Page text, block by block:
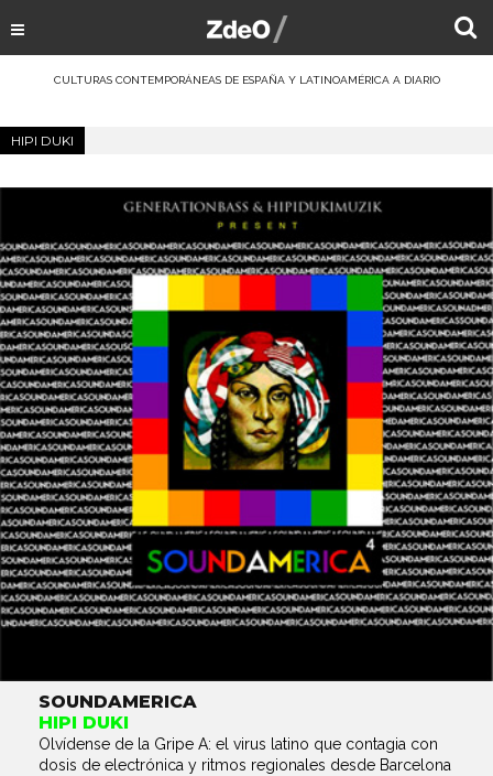
CULTURAS CONTEMPORÁNEAS DE ESPAÑA Y LATINOAMÉRICA A DIARIO
HIPI DUKI
SOUNDAMERICA
HIPI DUKI
Olvídense de la Gripe A: el virus latino que contagia con
dosis de electrónica y ritmos regionales desde Barcelona